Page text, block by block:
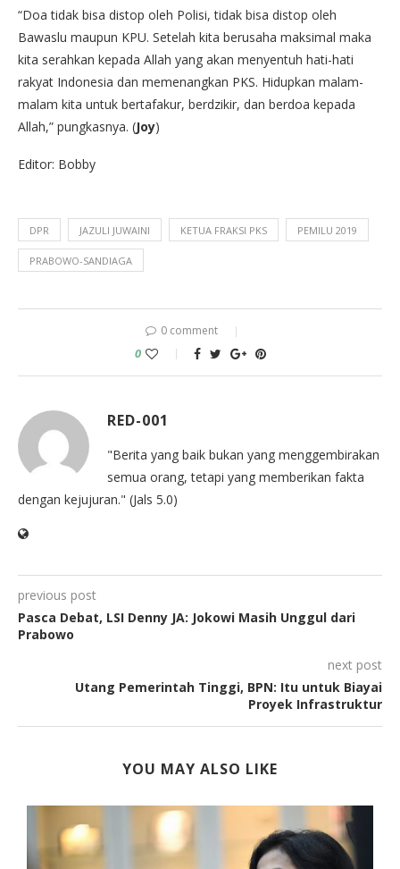
“Doa tidak bisa distop oleh Polisi, tidak bisa distop oleh
Bawaslu maupun KPU. Setelah kita berusaha maksimal maka
kita serahkan kepada Allah yang akan menyentuh hati-hati
rakyat Indonesia dan memenangkan PKS. Hidupkan malam-
malam kita untuk bertafakur, berdzikir, dan berdoa kepada
Allah,” pungkasnya. (Joy)
Editor: Bobby
DPR JAZULI JUWAINI KETUA FRAKSI PKS PEMILU 2019
PRABOWO-SANDIAGA
0 comment
0
RED-001
"Berita yang baik bukan yang menggembirakan
semua orang, tetapi yang memberikan fakta
dengan kejujuran." (Jals 5.0)
previous post
Pasca Debat, LSI Denny JA: Jokowi Masih Unggul dari
Prabowo
next post
Utang Pemerintah Tinggi, BPN: Itu untuk Biayai
Proyek Infrastruktur
YOU MAY ALSO LIKE